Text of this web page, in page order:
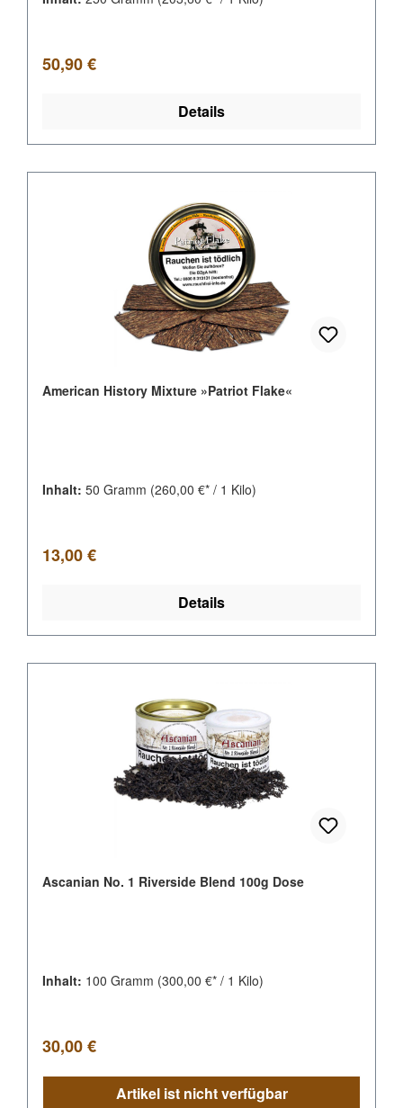
Regulärer Preis:
50,90 €
Details
American History Mixture »Patriot Flake«
Inhalt: 50 Gramm (260,00 €* / 1 Kilo)
Regulärer Preis:
13,00 €
Details
Ascanian No. 1 Riverside Blend 100g Dose
Inhalt: 100 Gramm (300,00 €* / 1 Kilo)
Regulärer Preis:
30,00 €
Artikel ist nicht verfügbar